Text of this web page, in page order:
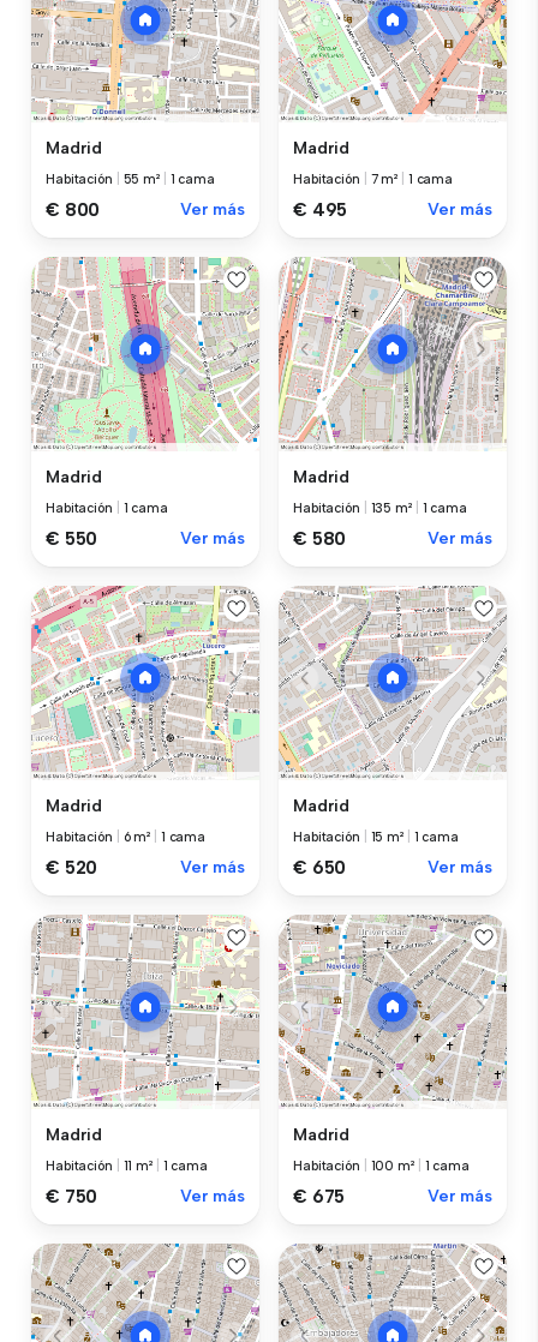
Madrid
Habitación 55 m² 1 cama
€ 800 Ver más
Madrid
Habitación 7 m² 1 cama
€ 495 Ver más
Madrid
Habitación 1 cama
€ 550 Ver más
Madrid
Habitación 135 m² 1 cama
€ 580 Ver más
Madrid
Habitación 6 m² 1 cama
€ 520 Ver más
Madrid
Habitación 15 m² 1 cama
€ 650 Ver más
Madrid
Habitación 11 m² 1 cama
€ 750 Ver más
Madrid
Habitación 100 m² 1 cama
€ 675 Ver más